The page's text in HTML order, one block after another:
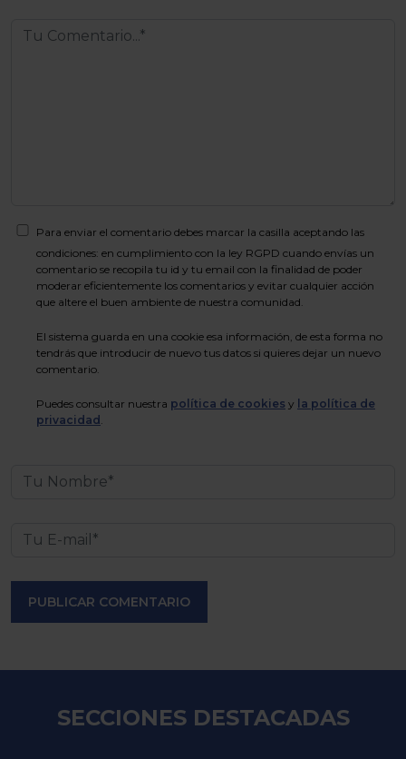
Para enviar el comentario debes marcar la casilla aceptando las
condiciones: en cumplimiento con la ley RGPD cuando envías un
comentario se recopila tu id y tu email con la finalidad de poder
moderar eficientemente los comentarios y evitar cualquier acción
que altere el buen ambiente de nuestra comunidad.
El sistema guarda en una cookie esa información, de esta forma no
tendrás que introducir de nuevo tus datos si quieres dejar un nuevo
comentario.
Puedes consultar nuestra política de cookies y la política de
privacidad .
PUBLICAR COMENTARIO
SECCIONES DESTACADAS